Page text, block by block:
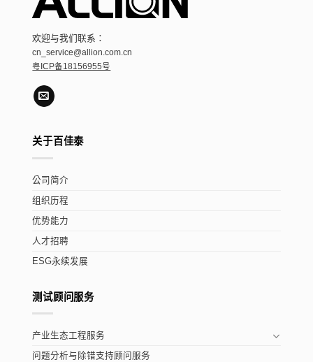
欢迎与我们联系：
cn_service@allion.com.cn
粤ICP备18156955号
关于百佳泰
公司简介
组织历程
优势能力
人才招聘
ESG永续发展
测试顾问服务
产业生态工程服务
问题分析与除错支持顾问服务